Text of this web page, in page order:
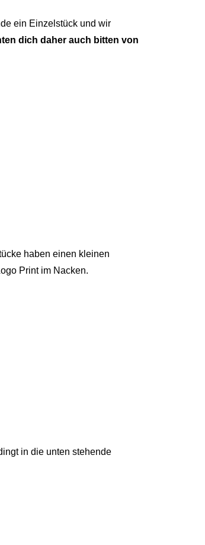
ein Einzelstück und wir
dich daher auch bitten von
haben einen kleinen
Print im Nacken.
in die unten stehende